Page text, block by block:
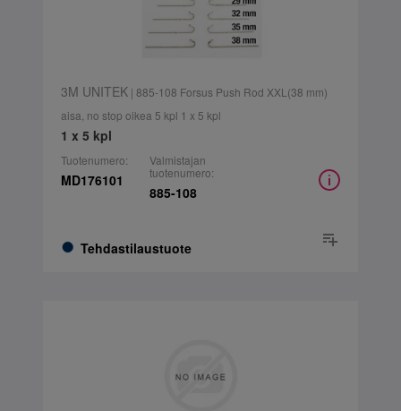
3M UNITEK| 885-108 Forsus Push Rod XXL(38 mm)
aisa, no stop oikea 5 kpl 1 x 5 kpl
1 x 5 kpl
Tuotenumero:
MD176101
Tehdastilaustuote
Valmistajan
tuotenumero:
885-108